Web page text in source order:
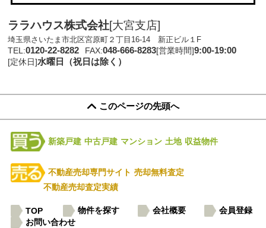
ララハウス株式会社[大宮支店]
埼玉県さいたま市北区宮原町２丁目16-14 新正ビル１F
TEL:0120-22-8282 FAX:048-666-8283[営業時間]9:00-19:00
[定休日]水曜日（祝日は除く）
このページの先頭へ
新築戸建 中古戸建 マンション 土地 収益物件
不動産売却専門サイト 売却無料査定
不動産売却査定実績
TOP 物件を探す 会社概要
会員登録
お問い合わせ